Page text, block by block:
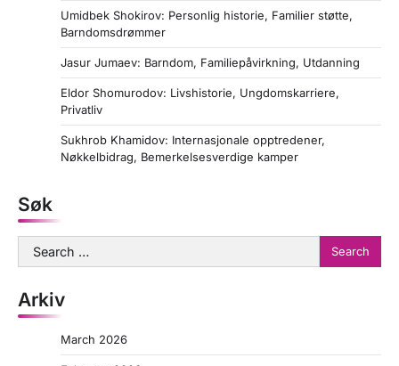
Umidbek Shokirov: Personlig historie, Familier støtte,
Barndomsdrømmer
Jasur Jumaev: Barndom, Familiepåvirkning, Utdanning
Eldor Shomurodov: Livshistorie, Ungdomskarriere,
Privatliv
Sukhrob Khamidov: Internasjonale opptredener,
Nøkkelbidrag, Bemerkelsesverdige kamper
Søk
Search
for:
Arkiv
March 2026